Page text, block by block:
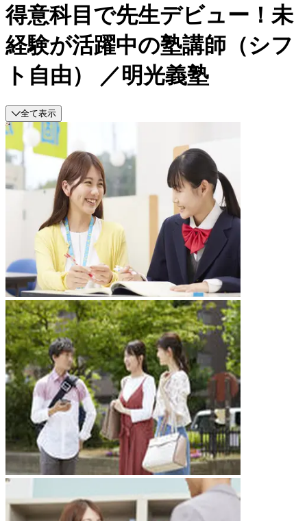
得意科目で先生デビュー！未
経験が活躍中の塾講師（シフ
ト自由） ／明光義塾
全て表示